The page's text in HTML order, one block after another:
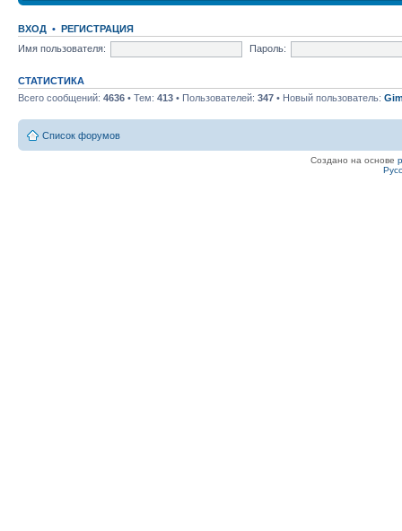
ВХОД • РЕГИСТРАЦИЯ
Имя пользователя:
Пароль:
СТАТИСТИКА
Всего сообщений: 4636 • Тем: 413 • Пользователей: 347 • Новый пользователь:
Список форумов
Создано на основе